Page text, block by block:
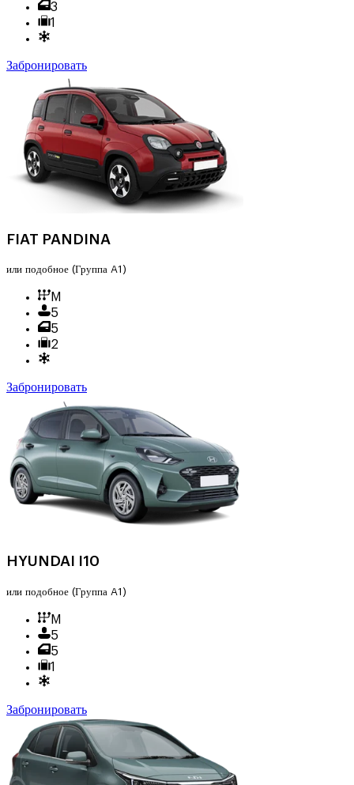
3
1
Забронировать
FIAT PANDINA
или подобное (Группа A1)
M
5
5
2
Забронировать
HYUNDAI I10
или подобное (Группа A1)
M
5
5
1
Забронировать